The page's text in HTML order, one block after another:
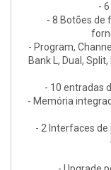
-
- 8 Botões de
- Program,
Bank L, Dual,
- 10 entradas
- Memória
- 2 Interfaces de